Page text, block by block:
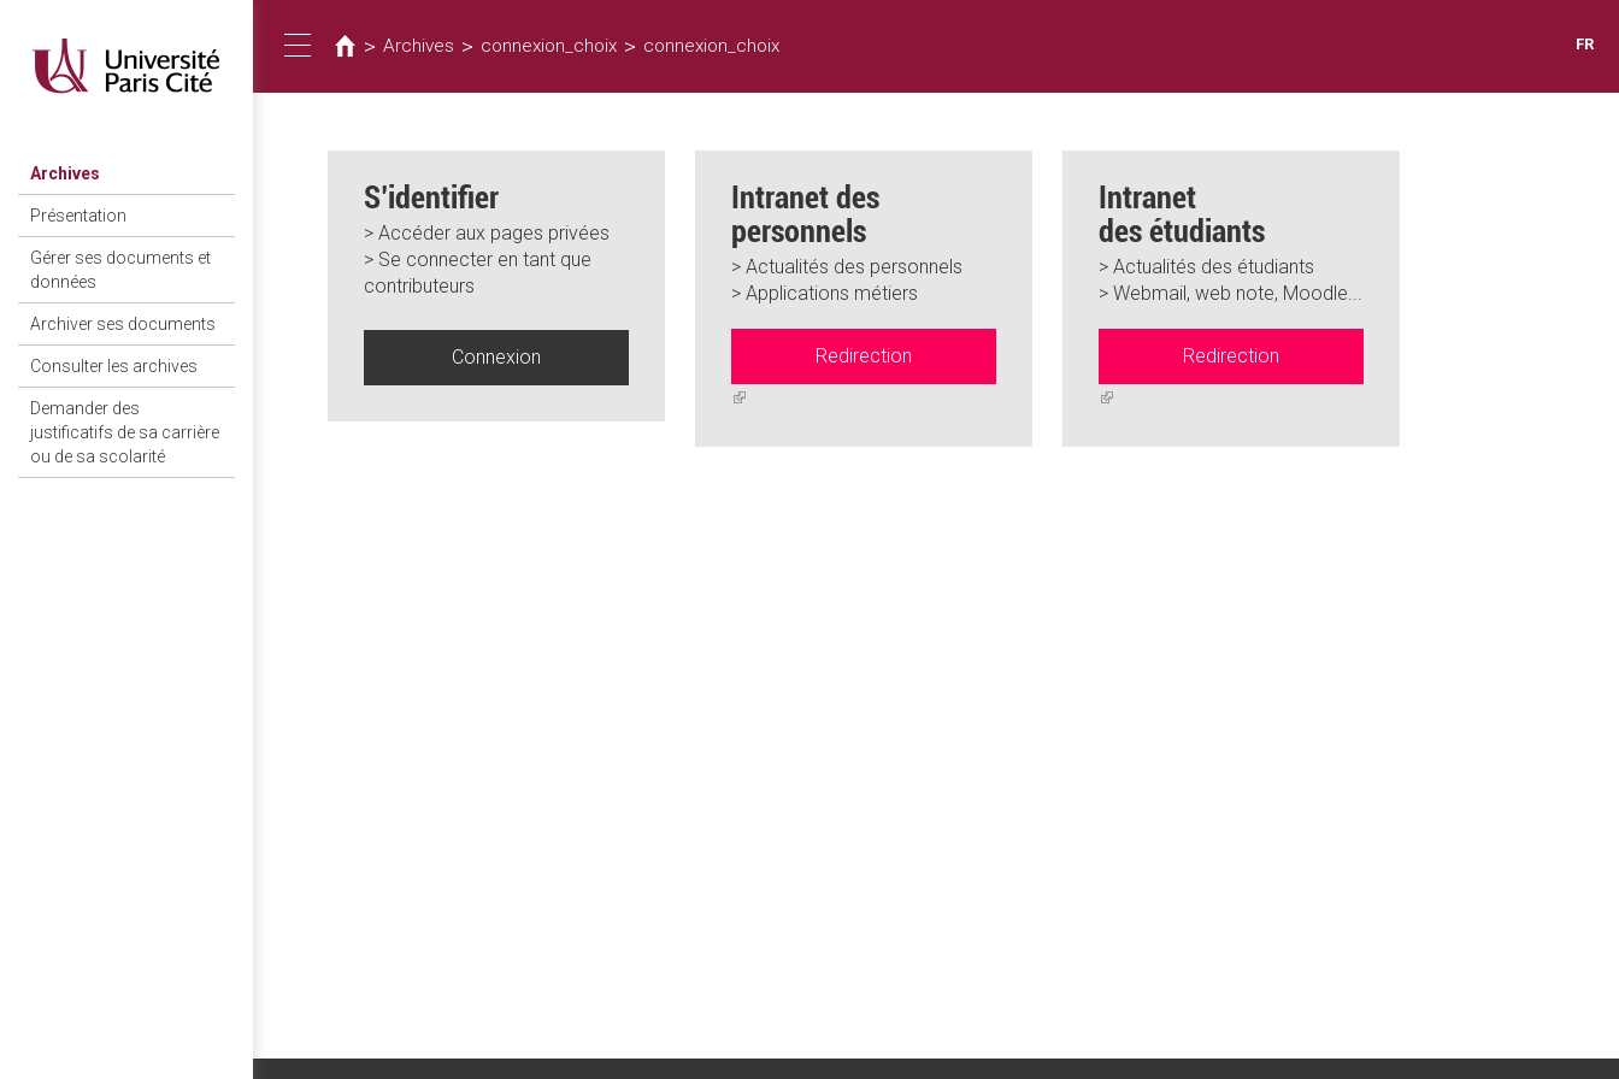
contenu
principal
Archives
Présentation
Gérer ses documents et
données
Archiver ses documents
Consulter les archives
Demander des
justificatifs de sa carrière
ou de sa scolarité
Toggle
navigation
êtes
ici
> Archives > connexion_choix > connexion_choix FR
S’identifier
> Accéder aux pages privées
> Se connecter en tant que
contributeurs
Connexion
Intranet des
personnels
> Actualités des personnels
> Applications métiers
Redirection
(link
external)
Intranet
des étudiants
> Actualités des étudiants
> Webmail, web note, Moodle...
Redirection
(link
external)